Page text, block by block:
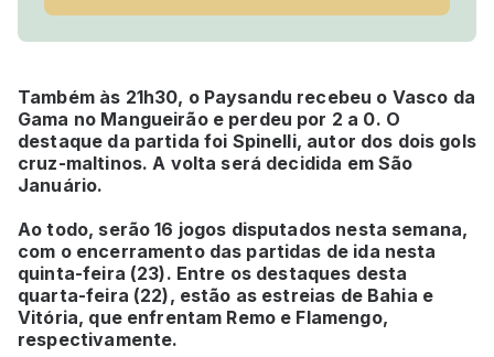
Também às 21h30, o Paysandu recebeu o Vasco da
Gama no Mangueirão e perdeu por 2 a 0. O
destaque da partida foi Spinelli, autor dos dois gols
cruz-maltinos. A volta será decidida em São
Januário.
Ao todo, serão 16 jogos disputados nesta semana,
com o encerramento das partidas de ida nesta
quinta-feira (23). Entre os destaques desta
quarta-feira (22), estão as estreias de Bahia e
Vitória, que enfrentam Remo e Flamengo,
respectivamente.